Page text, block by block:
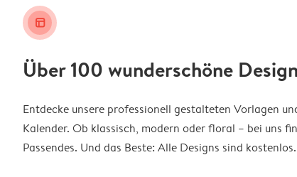
layout_alt
Über 100 wunderschöne
Entdecke unsere professionell gestalteten Vorlagen
Kalender. Ob klassisch, modern oder floral – bei uns
Passendes. Und das Beste: Alle Designs sind kostenlos.